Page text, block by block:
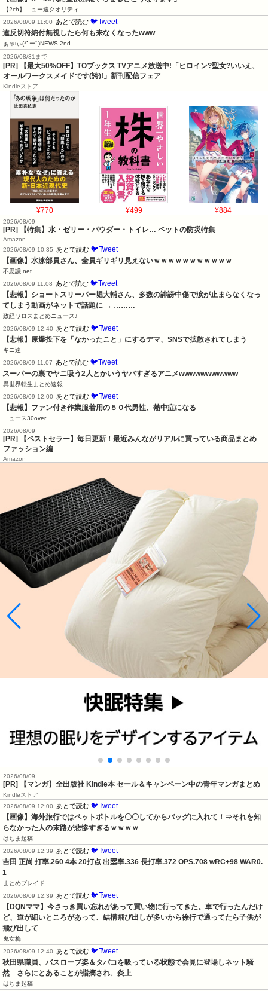
【2ch】ニュー速クオリティ
2026/08/09 11:00
あとで読む 🐦Tweet
違反切符納付無視したら何も来なくなったwww
ぁゃιぃ(*ﾟーﾟ)NEWS 2nd
2026/08/31まで
[PR] 【最大50%OFF】TOブックス TVアニメ放送中!「ヒロイン?聖女?いいえ、
オールワークスメイドです(誇)!」新刊配信フェア
Kindleストア
¥770 ¥499 ¥884
2026/08/09
[PR] 【特集】水・ゼリー・パウダー・トイレ… ペットの防災特集
Amazon
2026/08/09 10:35 あとで読む 🐦Tweet
【画像】水泳部員さん、全員ギリギリ見えないｗｗｗｗｗｗｗｗｗｗｗ
不思議.net
2026/08/09 11:08 あとで読む 🐦Tweet
【悲報】ショートスリーパー堀大輔さん、多数の誹謗中傷で涙が止まらなくなっ
てしまう動画がネットで話題に → ………
政経ワロスまとめニュース♪
2026/08/09 12:40 あとで読む 🐦Tweet
【悲報】原爆投下を「なかったこと」にするデマ、SNSで拡散されてしまう
キニ速
2026/08/09 11:07 あとで読む 🐦Tweet
スーパーの裏でヤニ吸う2人とかいうヤバすぎるアニメwwwwwwwwwww
異世界転生まとめ速報
2026/08/09 12:00 あとで読む 🐦Tweet
【悲報】ファン付き作業服着用の５０代男性、熱中症になる
ニュース30over
2026/08/09
[PR] 【ベストセラー】毎日更新！最近みんながリアルに買っている商品まとめ
ファッション編
Amazon
2026/08/09
[PR] 【マンガ】全出版社 Kindle本 セール＆キャンペーン中の青年マンガまとめ
Kindleストア
2026/08/09 12:00 あとで読む 🐦Tweet
【画像】海外旅行ではペットボトルを〇〇してからバッグに入れて！⇒それを知
らなかった人の末路が悲惨すぎるｗｗｗｗ
はちま起稿
2026/08/09 12:39 あとで読む 🐦Tweet
吉田 正尚 打率.260 4本 20打点 出塁率.336 長打率.372 OPS.708 wRC+98 WAR0.
1
まとめブレイド
2026/08/09 12:39 あとで読む 🐦Tweet
【DQNママ】今さっき買い忘れがあって買い物に行ってきた。車で行ったんだけ
ど、道が細いところがあって、結構飛び出しが多いから徐行で通ってたら子供が
飛び出して
鬼女梅
2026/08/09 12:40 あとで読む 🐦Tweet
秋田県職員、バスローブ姿＆タバコを吸っている状態で会見に登場しネット騒
然　さらにとあることが指摘され、炎上
はちま起稿